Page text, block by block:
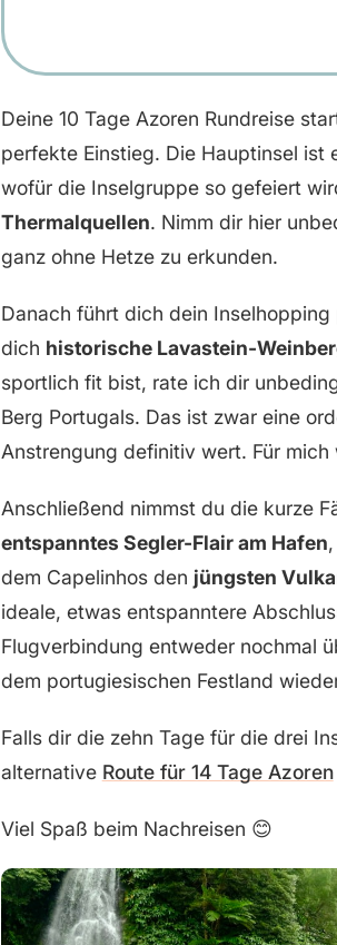
Deine 10 Tage Azoren Rundreise
perfekte Einstieg. Die Hauptinsel ist
wofür die Inselgruppe so gefeiert
Thermalquellen. Nimm dir hier
ganz ohne Hetze zu erkunden.
Danach führt dich dein
dich historische Lavastein-
sportlich fit bist, rate ich dir
Berg Portugals. Das ist zwar eine
Anstrengung definitiv wert. Für
Anschließend nimmst du die kurze
entspanntes Segler-Flair am Hafen
dem Capelinhos den jüngsten
ideale, etwas entspanntere
Flugverbindung entweder nochmal
dem portugiesischen Festland
Falls dir die zehn Tage für die drei
alternative Route für 14 Tage Azoren
Viel Spaß beim Nachreisen 😊